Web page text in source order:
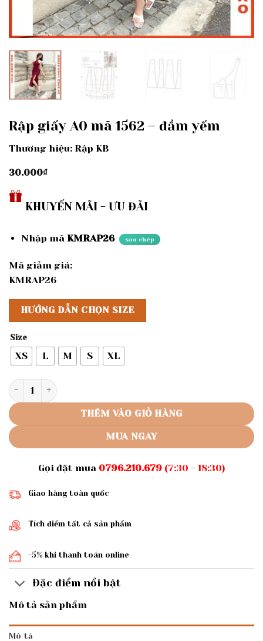
Rập giấy A0 mã 1562 – đầm yếm
Thương hiệu: Rập KB
30.000₫
KHUYẾN MÃI - ƯU ĐÃI
Nhập mã KMRAP26 sao chép
Mã giảm giá:
KMRAP26
HƯỚNG DẪN CHỌN SIZE
Size
XS L M S XL
Rập giấy A0 mã 1562 - đầm yếm số lượng
THÊM VÀO GIỎ HÀNG
MUA NGAY
Gọi đặt mua 0796.210.679(7:30 - 18:30)
Giao hàng toàn quốc
Tích điểm tất cả sản phẩm
-5% khi thanh toán online
Đặc điểm nổi bật
Mô tả sản phẩm
Mô tả